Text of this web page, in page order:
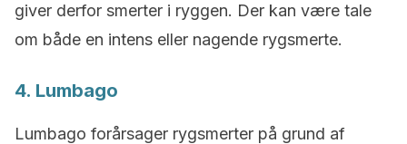
giver derfor smerter i ryggen. Der kan være tale
om både en intens eller nagende rygsmerte.
4. Lumbago
Lumbago forårsager rygsmerter på grund af